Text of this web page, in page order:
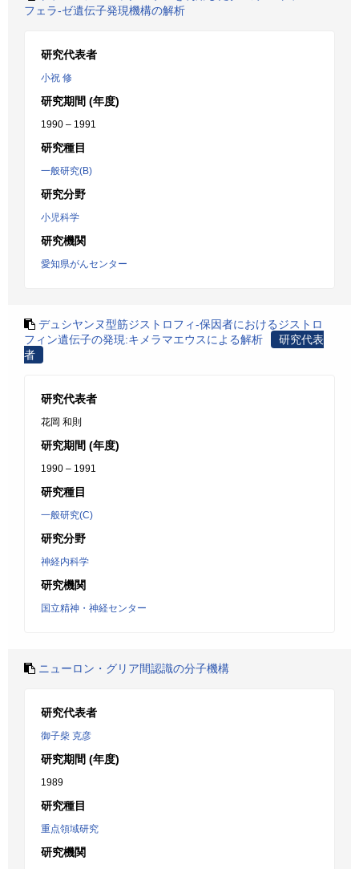
フェラ-ゼ遺伝子発現機構の解析
研究代表者
小祝 修
研究期間 (年度)
1990 – 1991
研究種目
一般研究(B)
研究分野
小児科学
研究機関
愛知県がんセンター
デュシヤンヌ型筋ジストロフィ-保因者におけるジストロ
フィン遺伝子の発現:キメラマエウスによる解析
研究代表
者
研究代表者
花岡 和則
研究期間 (年度)
1990 – 1991
研究種目
一般研究(C)
研究分野
神経内科学
研究機関
国立精神・神経センター
ニューロン・グリア間認識の分子機構
研究代表者
御子柴 克彦
研究期間 (年度)
1989
研究種目
重点領域研究
研究機関